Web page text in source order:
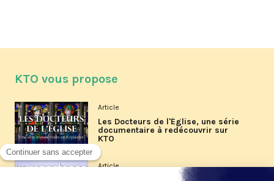
KTO vous propose
Article
Les Docteurs de l'Église, une série
documentaire à redécouvrir sur
KTO
Article